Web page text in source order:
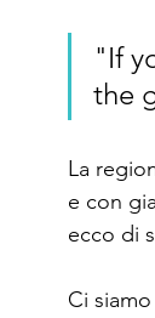
"If
the
La
e con
ecco di
Ci